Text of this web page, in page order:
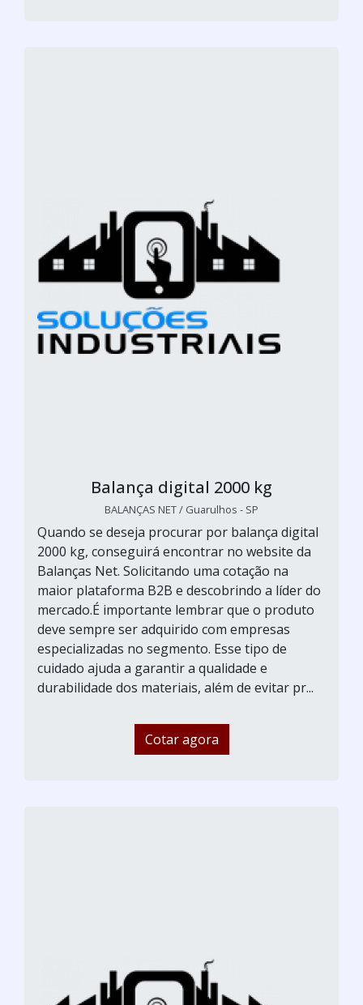
Balança digital 2000 kg
BALANÇAS NET / Guarulhos - SP
Quando se deseja procurar por balança digital
2000 kg, conseguirá encontrar no website da
Balanças Net. Solicitando uma cotação na
maior plataforma B2B e descobrindo a líder do
mercado.É importante lembrar que o produto
deve sempre ser adquirido com empresas
especializadas no segmento. Esse tipo de
cuidado ajuda a garantir a qualidade e
durabilidade dos materiais, além de evitar pr...
Cotar agora